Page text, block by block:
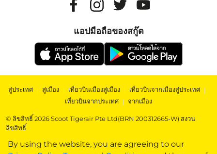
By using the website, you are agreeing to our
แอปมือถือของสกู๊ต
สู่ประเทศ | สู่เมือง | เที่ยวบินเมืองสู่เมือง | เที่ยวบินจากเมืองสู่ประเทศ |
เที่ยวบินจากประเทศ | จากเมือง
© ลิขสิทธิ์ 2026 Scoot Tigerair Pte Ltd(BRN 200312665-W) สงวน
ลิขสิทธิ์